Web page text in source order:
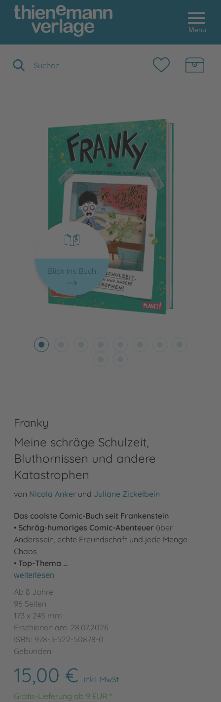
Menu
Blick ins Buch
Franky
Meine schräge Schulzeit,
Bluthornissen und andere
Katastrophen
von Nicola Anker und Juliane Zickelbein
Das coolste Comic-Buch seit Frankenstein
• Schräg-humoriges Comic-Abenteuer über
Anderssein, echte Freundschaft und jede Menge
Chaos
• Top-Thema …
weiterlesen
Ab 8 Jahre
96 Seiten
173 x 245 mm
Erschienen am: 28.07.2026
ISBN: 978-3-522-50878-0
Gebunden
15,00 €
inkl. MwSt
Gratis-Lieferung ab 9 EUR *